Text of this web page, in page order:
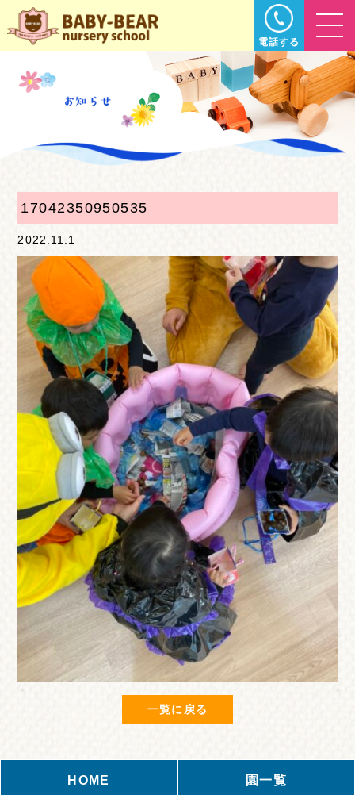
電話する
17042350950535
2022.11.1
一覧に戻る
HOME 園一覧